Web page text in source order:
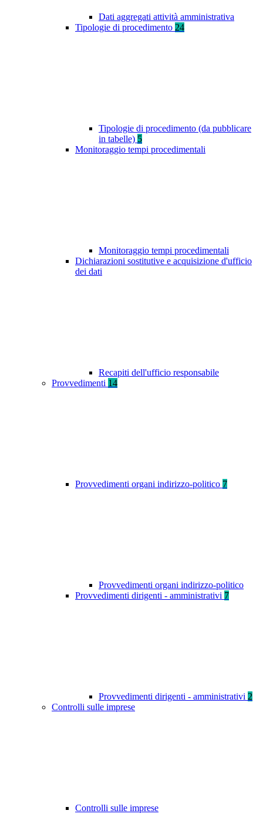
Dati aggregati attività amministrativa
Tipologie di procedimento 24
Tipologie di procedimento (da pubblicare
in tabelle) 5
Monitoraggio tempi procedimentali
Monitoraggio tempi procedimentali
Dichiarazioni sostitutive e acquisizione d'ufficio
dei dati
Recapiti dell'ufficio responsabile
Provvedimenti 14
Provvedimenti organi indirizzo-politico 7
Provvedimenti organi indirizzo-politico
Provvedimenti dirigenti - amministrativi 7
Provvedimenti dirigenti - amministrativi 2
Controlli sulle imprese
Controlli sulle imprese